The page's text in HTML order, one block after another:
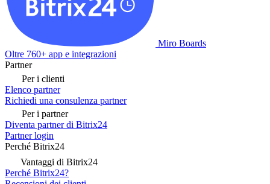
Miro Boards
Oltre 760+ app e integrazioni
Partner
Per i clienti
Elenco partner
Richiedi una consulenza partner
Per i partner
Diventa partner di Bitrix24
Partner login
Perché Bitrix24
Vantaggi di Bitrix24
Perché Bitrix24?